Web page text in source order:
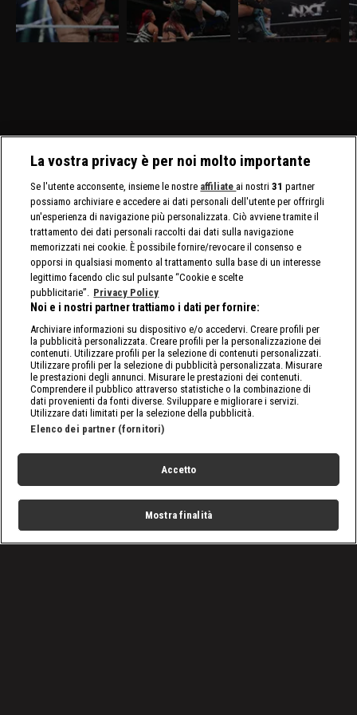
24 marzo,visibile su
discovery+, si affrontano
Ricky Saints e Tony
D'Angelo. Gauntlet Match
17 marzo, visibile su
discovery+, Triple Threat
fra Jacy Jayne, Sol Ruca
e Zaria per il titolo
10 marzo, visibile su
discovery+, sono in
programma due N.1
Contender's Match, per lo
La vostra privacy è per noi molto importante
Se l'utente acconsente, insieme le nostre affiliate ai nostri31 partner
possiamo archiviare e accedere ai dati personali dell'utente per offrirgli
un'esperienza di navigazione più personalizzata. Ciò avviene tramite il
trattamento dei dati personali raccolti dai dati sulla navigazione
memorizzati nei cookie. È possibile fornire/revocare il consenso e
opporsi in qualsiasi momento al trattamento sulla base di un interesse
legittimo facendo clic sul pulsante “Cookie e scelte
pubblicitarie”. Privacy Policy
Noi e i nostri partner trattiamo i dati per fornire:
Archiviare informazioni su dispositivo e/o accedervi. Creare profili per
la pubblicità personalizzata. Creare profili per la personalizzazione dei
contenuti. Utilizzare profili per la selezione di contenuti personalizzati.
Utilizzare profili per la selezione di pubblicità personalizzata. Misurare
le prestazioni degli annunci. Misurare le prestazioni dei contenuti.
Comprendere il pubblico attraverso statistiche o la combinazione di
dati provenienti da fonti diverse. Sviluppare e migliorare i servizi.
Utilizzare dati limitati per la selezione della pubblicità.
Elenco dei partner (fornitori)
Accetto
Mostra finalità